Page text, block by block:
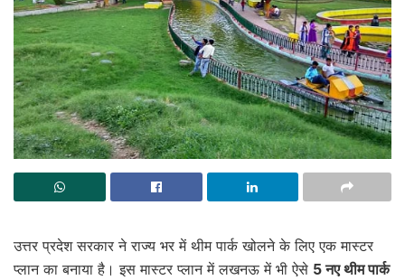
उत्तर प्रदेश सरकार ने राज्य भर में थीम पार्क खोलने के लिए एक मास्टर
प्लान का बनाया है। इस मास्टर प्लान में लखनऊ में भी ऐसे 5 नए थीम पार्क